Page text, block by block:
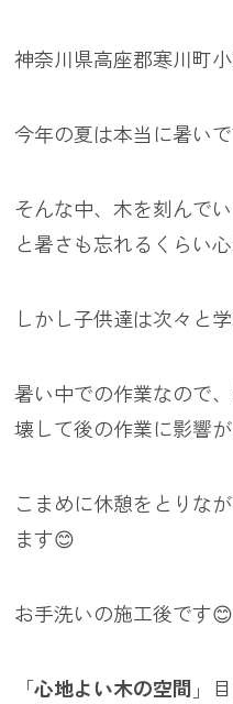
神奈川県高座郡寒川町
今年の夏は本当に暑いで
そんな中、木を刻んで
と暑さも忘れるくらい
しかし子供達は次々と
暑い中での作業なので
壊して後の作業に影響
こまめに休憩をとりな
ます😊
お手洗いの施工後です😊
「心地よい木の空間 」